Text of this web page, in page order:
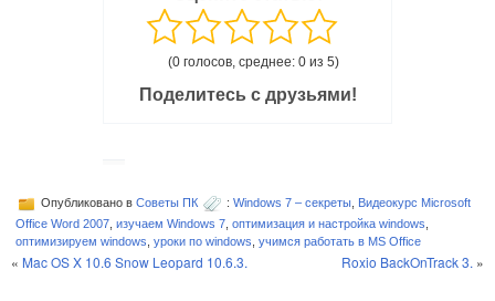
(0 голосов, среднее: 0 из 5)
Поделитесь с друзьями!
Опубликовано в Советы ПК : Windows 7 – секреты Видеокурс Microsoft
Office Word 2007 изучаем Windows 7 оптимизация и настройка windows
оптимизируем windows уроки по windows учимся работать в MS Office
« Mac OS X 10.6 Snow Leopard 10.6.3. Roxio BackOnTrack 3. »